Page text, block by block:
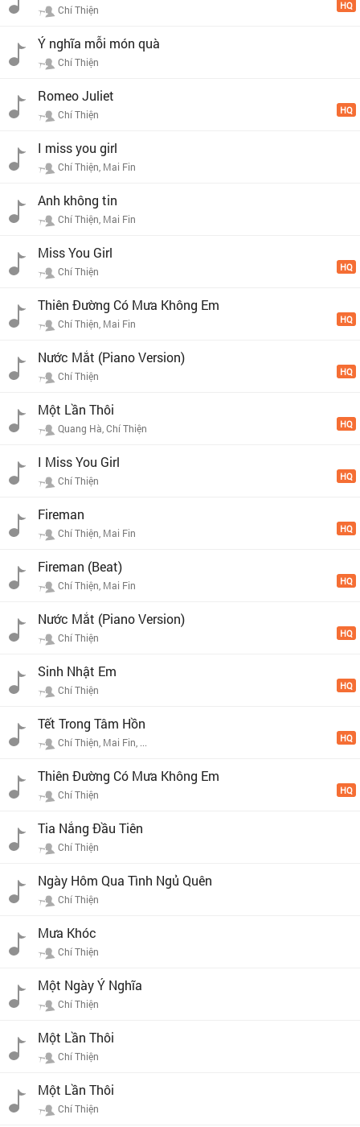
Chí Thiện HQ
Ý nghĩa mỗi món quà
Chí Thiện
Romeo Juliet
Chí Thiện HQ
I miss you girl
Chí Thiện, Mai Fin
Anh không tin
Chí Thiện, Mai Fin
Miss You Girl
Chí Thiện HQ
Thiên Đường Có Mưa Không Em
Chí Thiện, Mai Fin HQ
Nước Mắt (Piano Version)
Chí Thiện HQ
Một Lần Thôi
Quang Hà, Chí Thiện HQ
I Miss You Girl
Chí Thiện HQ
Fireman
Chí Thiện, Mai Fin HQ
Fireman (Beat)
Chí Thiện, Mai Fin HQ
Nước Mắt (Piano Version)
Chí Thiện HQ
Sinh Nhật Em
Chí Thiện HQ
Tết Trong Tâm Hồn
Chí Thiện, Mai Fin, ... HQ
Thiên Đường Có Mưa Không Em
Chí Thiện HQ
Tia Nắng Đầu Tiên
Chí Thiện
Ngày Hôm Qua Tình Ngủ Quên
Chí Thiện
Mưa Khóc
Chí Thiện
Một Ngày Ý Nghĩa
Chí Thiện
Một Lần Thôi
Chí Thiện
Một Lần Thôi
Chí Thiện